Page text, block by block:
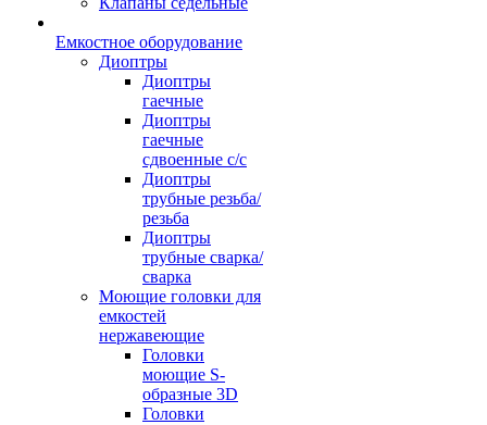
Емкостное оборудование
Диоптры
Диоптры
гаечные
Диоптры
гаечные
сдвоенные c/c
Диоптры
трубные резьба/
резьба
Диоптры
трубные сварка/
сварка
Моющие головки для
емкостей
нержавеющие
Головки
моющие S-
образные 3D
Головки